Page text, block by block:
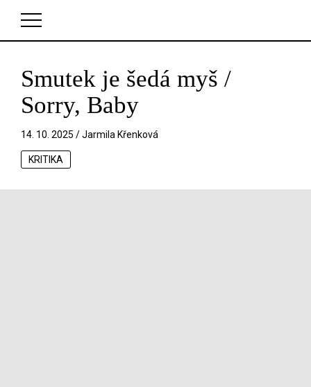
V košíku zatím nemáte žádné položky.
Smutek je šedá myš /
Sorry, Baby
14. 10. 2025 /Jarmila Křenková
KRITIKA